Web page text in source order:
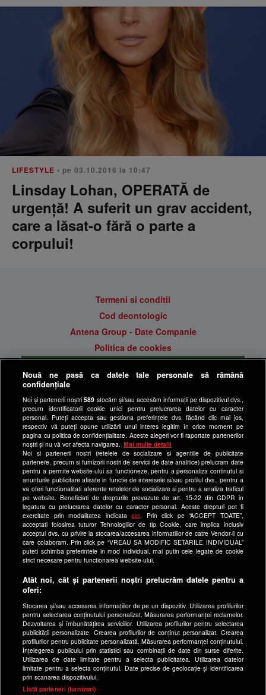
LIFESTYLE • pe 03.10.2016 la 10:47
Linsday Lohan, OPERATĂ de
urgenţă! A suferit un grav accident,
care a lăsat-o fără o parte a
corpului!
Termeni si conditii
Cod deontologic
Antena Group - Date Companie
Politica de cookies
Politica de confidentialitate
Anunturi gratuite pe Lajumate.ro
Ultimele Stiri
Program Happy Channel
Echipa editorială
Site-uri Antena Group
a1.ro
antenastars.ro
as.ro
catine.ro
chefi.ro
deparinti.ro
medicool.ro
spynews.ro
useit.ro
retetefeldefel.ro
zutv.ro
Trends AntenaPLAY
Nouă ne pasă ca datele tale personale să rămână
confidențiale
Noi și partenerii noștri589 stocăm și/sau accesăm informații pe dispozitivul dvs.,
precum identificatorii cookie unici pentru prelucrarea datelor cu caracter
personal. Puteți accepta sau gestiona preferințele dvs. făcând clic mai jos,
respectiv vă puteți opune utilizării unui interes legitim în orice moment pe
pagina cu politica de confidențialitate. Aceste alegeri vor fi raportate partenerilor
noștri și nu vă vor afecta navigarea.
Mai multe detalii
Noi si partenerii nostri (retelele de socializare si agentiile de publicitate
partenere, precum si furnizorii nostri de servicii de date analitice) prelucram date
pentru a permite website-ului sa functioneze, pentru a personaliza continutul si
anunturile publicitare afisate in functie de interesele si/sau profilul dvs., pentru a
va oferi functionalitati aferente retelelor de socializare si pentru a analiza traficul
pe website. Beneficiati de drepturile prevazute de art. 15-22 din GDPR in
legatura cu prelucrarea datelor cu caracter personal. Aceste drepturi pot fi
exercitate prin modalitatea indicataaici . Prin click pe “ACCEPT TOATE”,
acceptati folosirea tuturor Tehnologiilor de tip Cookie, care implica inclusiv
acceptul dvs. cu privire la stocarea/accesarea informatiilor de catre Vendor-ii cu
care colaboram. Prin click pe “VREAU SA MODIFIC SETARILE INDIVIDUAL”
puteti schimba preferintele in mod individual, mai putin cele legate de cookie
strict necesare pentru functionarea website-ului.
Atât noi, cât și partenerii noștri prelucrăm datele pentru a
oferi:
Stocarea și/sau accesarea informațiilor de pe un dispozitiv. Utilizarea profilurilor
pentru selectarea conținutului personalizat. Măsurarea performanței reclamelor.
Dezvoltarea și îmbunătățirea serviciilor. Utilizarea profilurilor pentru selectarea
publicității personalizate. Crearea profilurilor de conținut personalizat. Crearea
profilurilor pentru publicitate personalizată. Măsurarea performanței conținutului.
Înțelegerea publicului prin statistici sau combinații de date din surse diferite.
Utilizarea de date limitate pentru a selecta publicitatea. Utilizarea datelor
limitate pentru a selecta conținutul. Date precise de geolocație și identificarea
prin scanarea dispozitivului.
Listă parteneri (furnizori)